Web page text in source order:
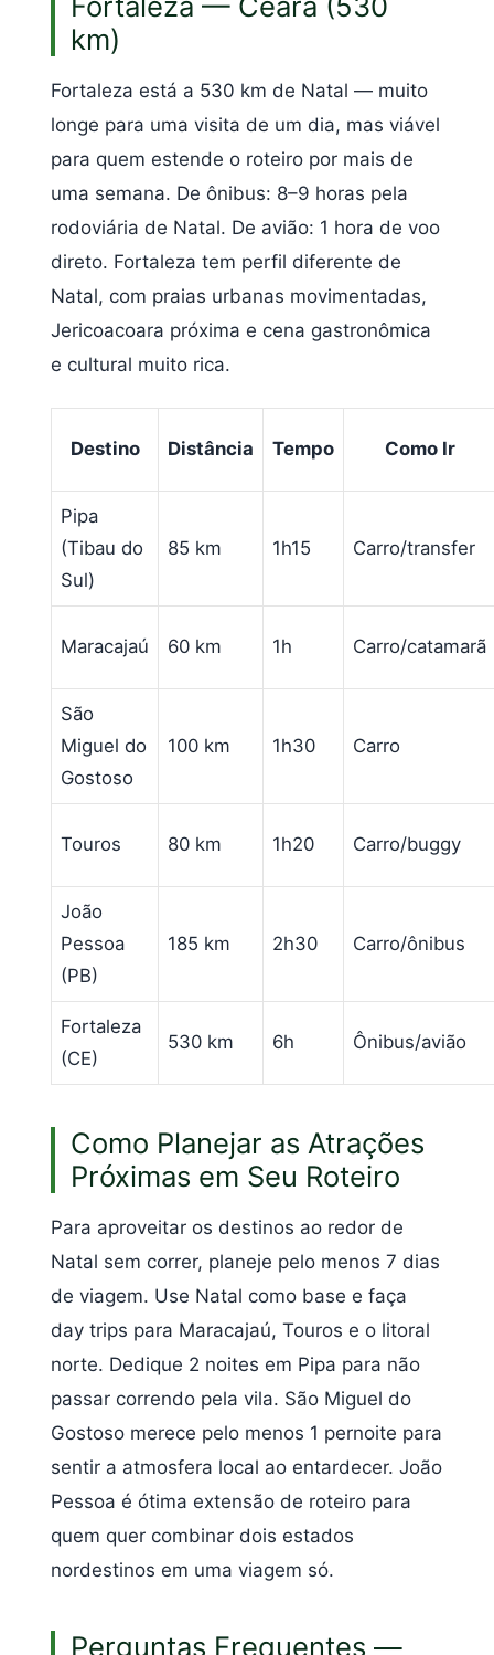
km)
Fortaleza está a 530 km de Natal — muito
longe para uma visita de um dia, mas viável
para quem estende o roteiro por mais de
uma semana. De ônibus: 8–9 horas pela
rodoviária de Natal. De avião: 1 hora de voo
direto. Fortaleza tem perfil diferente de
Natal, com praias urbanas movimentadas,
Jericoacoara próxima e cena gastronômica
e cultural muito rica.
Destino Distância Tempo Como Ir
Pipa
(Tibau do
Sul)
85 km 1h15 Carro/transfer
Maracajaú 60 km 1h Carro/catamarã
São
Miguel do
Gostoso
100 km 1h30 Carro
Touros 80 km 1h20 Carro/buggy
João
Pessoa
(PB)
185 km 2h30 Carro/ônibus
Fortaleza
(CE)
530 km 6h Ônibus/avião
Como Planejar as Atrações
Próximas em Seu Roteiro
Para aproveitar os destinos ao redor de
Natal sem correr, planeje pelo menos 7 dias
de viagem. Use Natal como base e faça
day trips para Maracajaú, Touros e o litoral
norte. Dedique 2 noites em Pipa para não
passar correndo pela vila. São Miguel do
Gostoso merece pelo menos 1 pernoite para
sentir a atmosfera local ao entardecer. João
Pessoa é ótima extensão de roteiro para
quem quer combinar dois estados
nordestinos em uma viagem só.
Perguntas Frequentes —